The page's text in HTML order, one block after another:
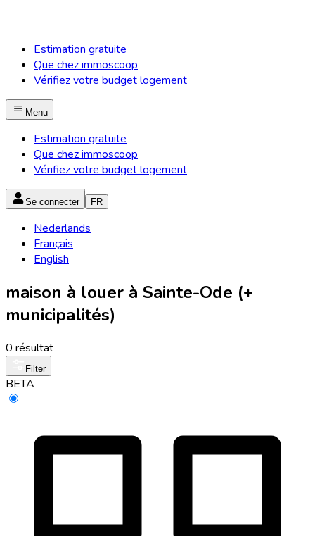
Estimation gratuite
Que chez immoscoop
Vérifiez votre budget logement
Menu
Estimation gratuite
Que chez immoscoop
Vérifiez votre budget logement
Se connecter FR
Nederlands
Français
English
maison à louer à Sainte-Ode (+
municipalités)
0 résultat
Filter
BETA